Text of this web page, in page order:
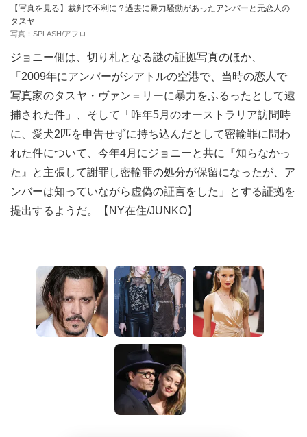
【写真を見る】裁判で不利に？過去に暴力騒動があったアンバーと元恋人の
タスヤ
写真：SPLASH/アフロ
ジョニー側は、切り札となる謎の証拠写真のほか、
「2009年にアンバーがシアトルの空港で、当時の恋人で
写真家のタスヤ・ヴァン＝リーに暴力をふるったとして逮
捕された件」、そして「昨年5月のオーストラリア訪問時
に、愛犬2匹を申告せずに持ち込んだとして密輸罪に問わ
れた件について、今年4月にジョニーと共に『知らなかっ
た』と主張して謝罪し密輸罪の処分が保留になったが、ア
ンバーは知っていながら虚偽の証言をした」とする証拠を
提出するようだ。【NY在住/JUNKO】